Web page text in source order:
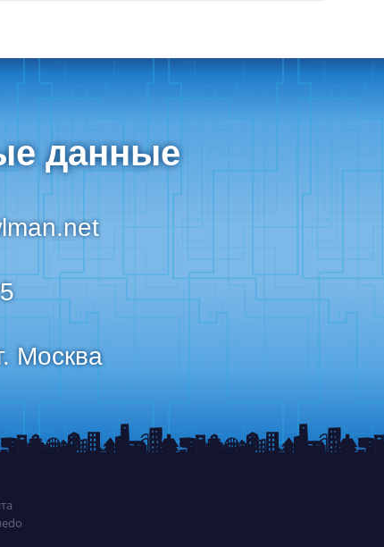
данные
Москва